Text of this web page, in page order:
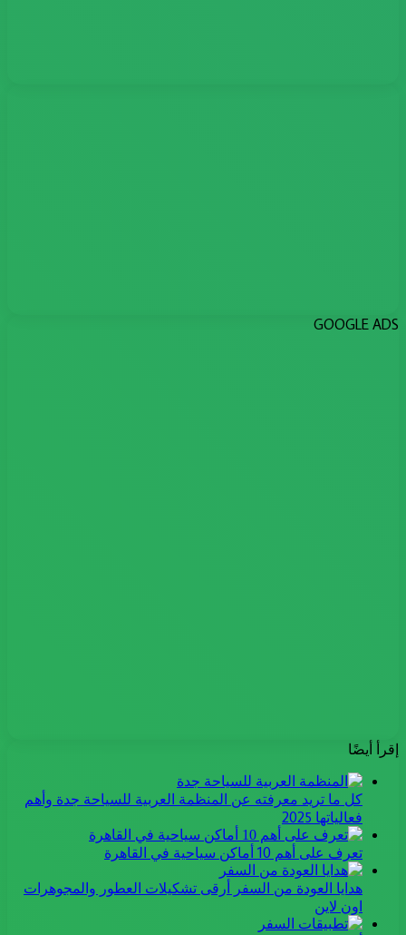
GOOGLE ADS
إقرأ أيضًا
كل ما تريد معرفته عن المنظمة العربية للسياحة جدة وأهم
فعالياتها 2025
تعرف على أهم 10 أماكن سياحية في القاهرة
هدايا العودة من السفر أرقى تشكيلات العطور والمجوهرات
اون لاين